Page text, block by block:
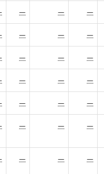
— — —
— — —
— — —
— — —
— — —
— — —
— — —